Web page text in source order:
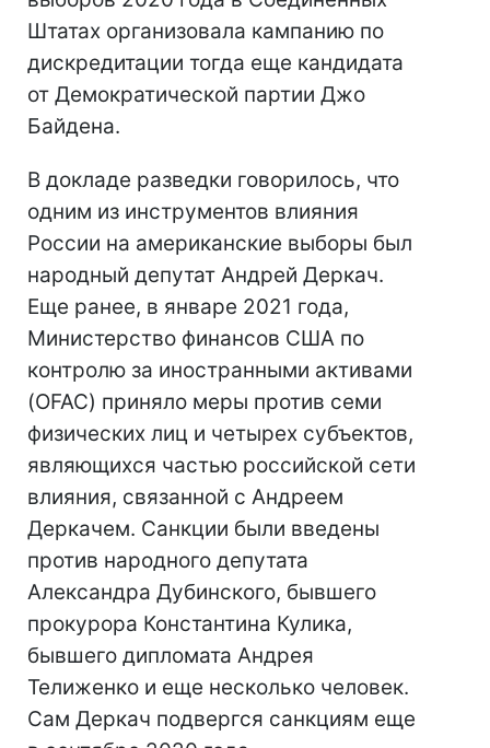
Штатах организовала кампанию по
дискредитации тогда еще кандидата
от Демократической партии Джо
Байдена.
В докладе разведки говорилось, что
одним из инструментов влияния
России на американские выборы был
народный депутат Андрей Деркач.
Еще ранее, в январе 2021 года,
Министерство финансов США по
контролю за иностранными активами
(OFAC) приняло меры против семи
физических лиц и четырех субъектов,
являющихся частью российской сети
влияния, связанной с Андреем
Деркачем. Санкции были введены
против народного депутата
Александра Дубинского, бывшего
прокурора Константина Кулика,
бывшего дипломата Андрея
Телиженко и еще несколько человек.
Сам Деркач подвергся санкциям еще